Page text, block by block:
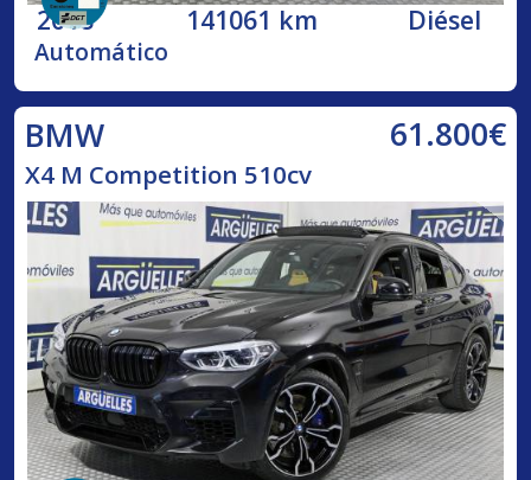
2018 141061 km Diésel
Automático
BMW 61.800€
X4 M Competition 510cv